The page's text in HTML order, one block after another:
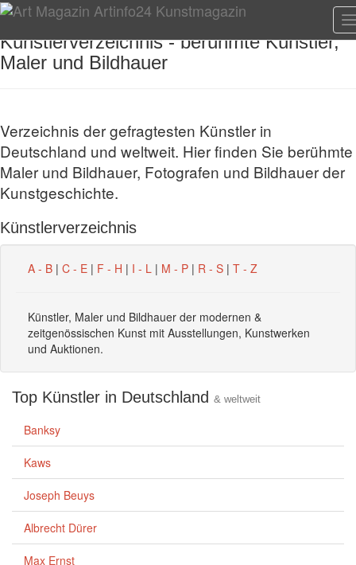
Künstlerverzeichnis - berühmte Künstler,
Maler und Bildhauer
Verzeichnis der gefragtesten Künstler in
Deutschland und weltweit. Hier finden Sie berühmte
Maler und Bildhauer, Fotografen und Bildhauer der
Kunstgeschichte.
Künstlerverzeichnis
A - B | C - E | F - H | I - L | M - P | R - S | T - Z
Künstler, Maler und Bildhauer der modernen &
zeitgenössischen Kunst mit Ausstellungen, Kunstwerken
und Auktionen.
Top Künstler in Deutschland & weltweit
Banksy
Kaws
Joseph Beuys
Albrecht Dürer
Max Ernst